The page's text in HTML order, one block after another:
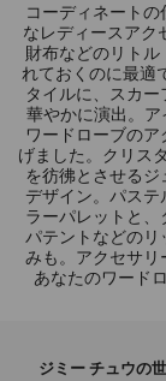
コーディネート
なレディースアク
財布などのリト
れておくのに最適
タイルに、スカ
華やかに演出。ア
ワードローブの
げました。クリス
を彷彿とさせる
デザイン。パステ
ラーパレットと
パテントなどのリ
みも。アクセサリ
あなたのワード
ジミー チュウの